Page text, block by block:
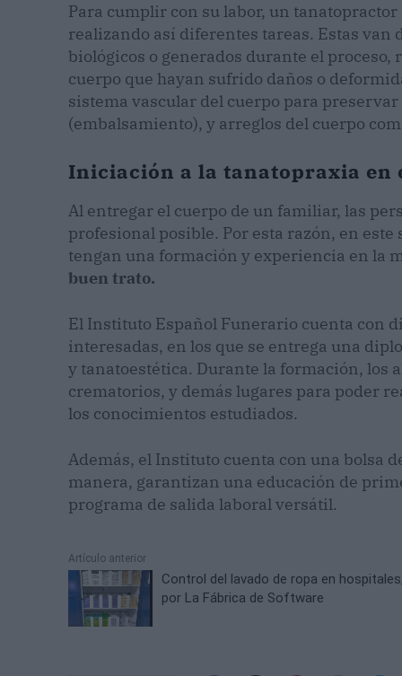
Para cumplir con su labor, un
realizando así diferentes tareas. Estas
biológicos o generados durante el
cuerpo que hayan sufrido daños o
sistema vascular del cuerpo para
(embalsamiento), y arreglos del cuerpo
Iniciación a la tanatopraxia en
Al entregar el cuerpo de un familiar, las
profesional posible. Por esta razón, en
tengan una formación y experiencia en la
buen trato.
El Instituto Español Funerario cuenta con
interesadas, en los que se entrega una
y tanatoestética. Durante la formación, los
crematorios, y demás lugares para poder
los conocimientos estudiados.
Además, el Instituto cuenta con una bolsa
manera, garantizan una educación de
programa de salida laboral versátil.
Artículo anterior
Control del lavado de ropa en hospitales,
por La Fábrica de Software